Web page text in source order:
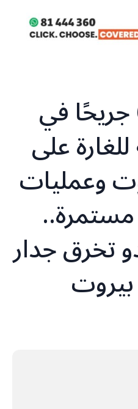
15 قتيلًا و63 جريحًا في
على
وعمليات
تخرق جدار